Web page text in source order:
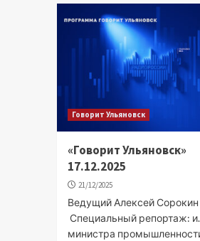
Говорит Ульяновск
«Говорит Ульяновск»
17.12.2025
21/12/2025
Ведущий Алексей Сорокин
Специальный репортаж:
министра